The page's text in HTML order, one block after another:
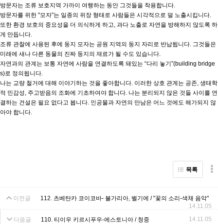
방문자는 조류 보호지역 가까이 여행하는 동안 그것들을 착용합니다.
방문자를 위한 "모자"는 일종의 위장 형태로 사람들은 시각적으로 덜 노출시킵니다.
또한 환경 보호의 중요성을 더 의식하게 하고, 과다 노출로 자연을 방해하지 않도록 하
게 만듭니다.
조류 관찰에 사용된 후에 둥지 모자는 공원 지역의 둥지 자리로 반납됩니다. 그것들은
미래에 새나 다른 동물의 진짜 둥지의 재료가 될 수도 있습니다.
자연과의 관계는 보통 자연에 사람을 연결하도록 돼있는 “다리 놓기”(building bridge
s)로 정의됩니다.
나는 교량 철거에 대해 이야기하는 것을 좋아합니다. 이러한 상호 관계는 공존, 생태학
적 민감성, 주고받음의 조화에 기초하여야 합니다. 나는 분리되지 않은 것들 사이를 연
결하는 건설은 필요 없다고 봅니다. 인공물과 자연의 만남은 어느 것에도 해가되지 않
아야 합니다.
목록
이전글
112. 츠베탄카 코이코바- 불가리아, 벨기에 / "꽃의 소리-색채 음악"
14.11.05
다음글
110. 티이우 키르시푸우-에스토니아 / 청중 14.11.05